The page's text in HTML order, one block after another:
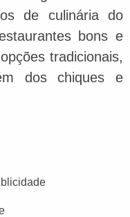
de culinária do
bons e
tradicionais,
dos chiques e